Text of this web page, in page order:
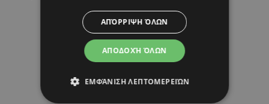
09 ΑΥΓΟΥΣΤΟΥ 26 - 15:50
Margarita Psichi
ΑΠΟΔΟΧΉ ΌΛΩΝ
ΑΠΌΡΡΙΨΗ ΌΛΩΝ
ΕΜΦΆΝΙΣΗ ΛΕΠΤΟΜΕΡΕΙΏΝ